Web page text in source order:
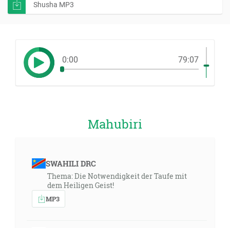
Shusha MP3
0:00 79:07
Mahubiri
SWAHILI DRC
Thema: Die Notwendigkeit der Taufe mit
dem Heiligen Geist!
MP3